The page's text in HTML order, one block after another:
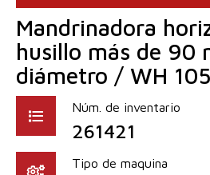
Mandrinadora
husillo más de 90
diámetro / WH
Núm. de inventario
261421
Tipo de maquina